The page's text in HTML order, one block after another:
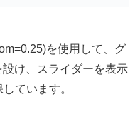
を使用して、グ
け、スライダーを表示
ています。